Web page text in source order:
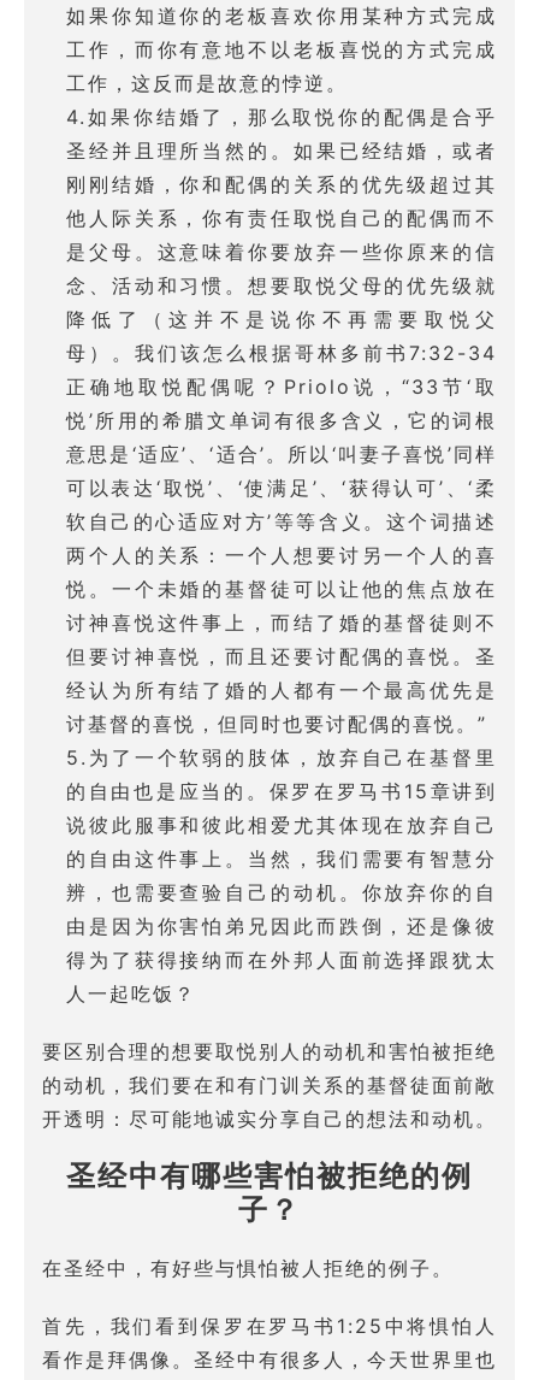
如果你知道你的老板喜欢你用某种方式完成
工作，而你有意地不以老板喜悦的方式完成
工作，这反而是故意的悖逆。
4.如果你结婚了，那么取悦你的配偶是合乎
圣经并且理所当然的。如果已经结婚，或者
刚刚结婚，你和配偶的关系的优先级超过其
他人际关系，你有责任取悦自己的配偶而不
是父母。这意味着你要放弃一些你原来的信
念、活动和习惯。想要取悦父母的优先级就
降低了（这并不是说你不再需要取悦父
母）。我们该怎么根据哥林多前书7:32-34
正确地取悦配偶呢？Priolo说，“33节‘取
悦’所用的希腊文单词有很多含义，它的词根
意思是‘适应’、‘适合’。所以‘叫妻子喜悦’同样
可以表达‘取悦’、‘使满足’、‘获得认可’、‘柔
软自己的心适应对方’等等含义。这个词描述
两个人的关系：一个人想要讨另一个人的喜
悦。一个未婚的基督徒可以让他的焦点放在
讨神喜悦这件事上，而结了婚的基督徒则不
但要讨神喜悦，而且还要讨配偶的喜悦。圣
经认为所有结了婚的人都有一个最高优先是
讨基督的喜悦，但同时也要讨配偶的喜悦。”
5.为了一个软弱的肢体，放弃自己在基督里
的自由也是应当的。保罗在罗马书15章讲到
说彼此服事和彼此相爱尤其体现在放弃自己
的自由这件事上。当然，我们需要有智慧分
辨，也需要查验自己的动机。你放弃你的自
由是因为你害怕弟兄因此而跌倒，还是像彼
得为了获得接纳而在外邦人面前选择跟犹太
人一起吃饭？
要区别合理的想要取悦别人的动机和害怕被拒绝
的动机，我们要在和有门训关系的基督徒面前敞
开透明：尽可能地诚实分享自己的想法和动机。
圣经中有哪些害怕被拒绝的例
子？
在圣经中，有好些与惧怕被人拒绝的例子。
首先，我们看到保罗在罗马书1:25中将惧怕人
看作是拜偶像。圣经中有很多人，今天世界里也